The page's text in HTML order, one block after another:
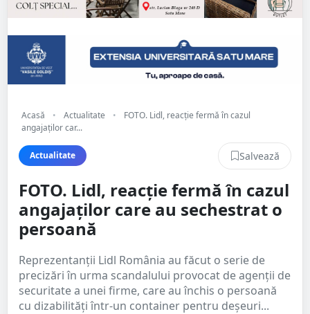
Acasă • Actualitate •
FOTO. Lidl, reacție fermă în cazul
angajaților car...
Actualitate Salvează
FOTO. Lidl, reacție fermă în cazul
angajaților care au sechestrat o
persoană
Reprezentanții Lidl România au făcut o serie de
precizări în urma scandalului provocat de agenții de
securitate a unei firme, care au închis o persoană
cu dizabilități într-un container pentru deșeuri...